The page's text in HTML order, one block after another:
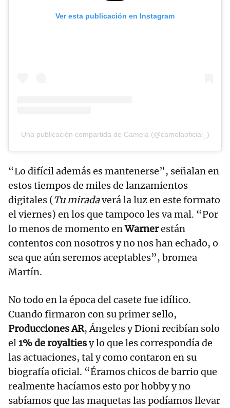
Ver esta publicación en Instagram
Una publicación compartida de Camela (@camelaoficial_)
“Lo difícil además es mantenerse”, señalan en
estos tiempos de miles de lanzamientos
digitales (Tu miradaverá la luz en este formato
el viernes) en los que tampoco les va mal. “Por
lo menos de momento enWarnerestán
contentos con nosotros y no nos han echado, o
sea que aún seremos aceptables”, bromea
Martín.
No todo en la época del casete fue idílico.
Cuando firmaron con su primer sello,
Producciones AR, Ángeles y Dioni recibían solo
el1% de royaltiesy lo que les correspondía de
las actuaciones, tal y como contaron en su
biografía oficial. “Éramos chicos de barrio que
realmente hacíamos esto por hobby y no
sabíamos que las maquetas las podíamos llevar